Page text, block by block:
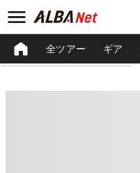
全ツアー ギア